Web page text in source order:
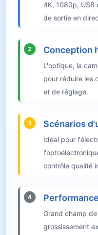
4K, 1080p, USB
de sortie en
2 Conception
L'optique, la
pour réduire les
et de réglage.
3 Scénarios
Idéal pour
contrôle qualité
4
Grand champ
grossissement